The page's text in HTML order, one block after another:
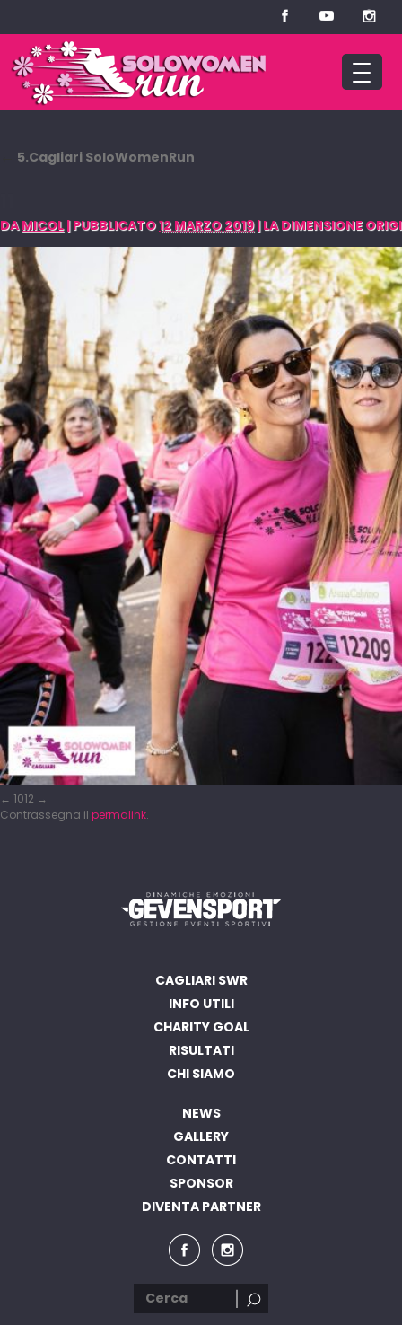
5.Cagliari SoloWomenRun
DA MICOL | PUBBLICATO12 MARZO 2019 |LA DIMENSIONE
1012
Contrassegna il permalink.
CAGLIARI SWR
INFO UTILI
CHARITY GOAL
RISULTATI
CHI SIAMO
NEWS
GALLERY
CONTATTI
SPONSOR
DIVENTA PARTNER